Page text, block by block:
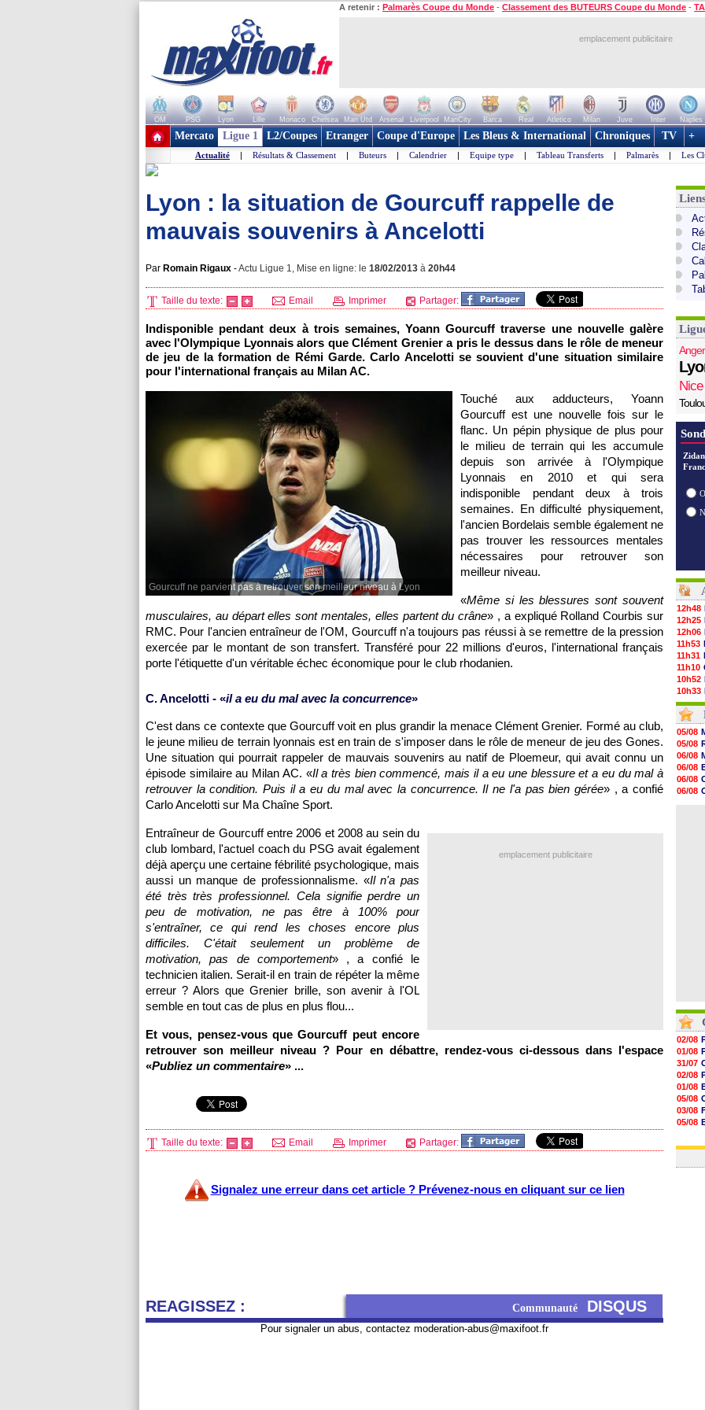
A retenir : Palmarès Coupe du Monde - Classement des BUTEURS Coupe du Monde -
emplacement publicitaire
OM PSG Lyon Lille Monaco Chelsea Man Utd Arsenal Liverpool ManCity Barca Real Atletico Milan Juve Inter Naples
+ de clubs
Mercato Ligue 1 L2/Coupes Etranger Coupe d'Europe Les Bleus & International Chroniques TV +
Actualité | Résultats & Classement | Buteurs | Calendrier | Equipe type | Tableau Transferts | Palmarès | Les
Lyon : la situation de Gourcuff rappelle de
mauvais souvenirs à Ancelotti
Par Romain Rigaux -Actu Ligue 1, Mise en ligne: le 18/02/2013 à 20h44
Taille du texte: Email Imprimer Partager:
Indisponible pendant deux à trois semaines, Yoann Gourcuff traverse une nouvelle galère
avec l'Olympique Lyonnaisalors que Clément Grenier a pris le dessus dans le rôle de meneur
de jeu de la formation de Rémi Garde. Carlo Ancelotti se souvient d'une situation similaire
pour l'international français au Milan AC.
Gourcuff ne parvient pas à retrouver son meilleur niveau à Lyon
Touché aux adducteurs, Yoann
Gourcuff est une nouvelle fois sur le
flanc. Un pépin physique de plus pour
le milieu de terrain qui les accumule
depuis son arrivée à l'Olympique
Lyonnais en 2010 et qui sera
indisponible pendant deux à trois
semaines. En difficulté physiquement,
l'ancien Bordelais semble également ne
pas trouver les ressources mentales
nécessaires pour retrouver son
meilleur niveau.
«Même si les blessures sont souvent
musculaires, au départ elles sont mentales, elles partent du crâne» , a expliqué Rolland Courbis sur
RMC. Pour l'ancien entraîneur de l'OM, Gourcuff n'a toujours pas réussi à se remettre de la pression
exercée par le montant de son transfert. Transféré pour 22 millions d'euros, l'international français
porte l'étiquette d'un véritable échec économique pour le club rhodanien.
C. Ancelotti - «il a eu du mal avec la concurrence»
C'est dans ce contexte que Gourcuff voit en plus grandir la menace Clément Grenier. Formé au club,
le jeune milieu de terrain lyonnais est en train de s'imposer dans le rôle de meneur de jeu des Gones.
Une situation qui pourrait rappeler de mauvais souvenirs au natif de Ploemeur, qui avait connu un
épisode similaire au Milan AC. «Il a très bien commencé, mais il a eu une blessure et a eu du mal à
retrouver la condition. Puis il a eu du mal avec la concurrence. Il ne l'a pas bien gérée» , a confié
Carlo Ancelotti sur Ma Chaîne Sport.
emplacement publicitaire
Entraîneur de Gourcuff entre 2006 et 2008 au sein du
club lombard, l'actuel coach du PSG avait également
déjà aperçu une certaine fébrilité psychologique, mais
aussi un manque de professionnalisme. «Il n'a pas
été très très professionnel. Cela signifie perdre un
peu de motivation, ne pas être à 100% pour
s'entraîner, ce qui rend les choses encore plus
difficiles. C'était seulement un problème de
motivation, pas de comportement» , a confié le
technicien italien. Serait-il en train de répéter la même
erreur ? Alors que Grenier brille, son avenir à l'OL
semble en tout cas de plus en plus flou...
Et vous, pensez-vous que Gourcuff peut encore
retrouver son meilleur niveau ? Pour en débattre, rendez-vous ci-dessous dans l'espace
«Publiez un commentaire» ...
Taille du texte: Email Imprimer Partager:
Signalez une erreur dans cet article ? Prévenez-nous en cliquant sur ce lien
REAGISSEZ : Communauté DISQUS
Pour signaler un abus, contactez moderation-abus@maxifoot.fr
Nice
12h48
12h25
12h06
11h53
11h31
11h10
10h52
10h33
10h12
10h09
10h05
09h44
09h24
09h06
08h44
08h22
06/08
05/08
05/08
06/08
06/08
06/08
06/08
02/08
01/08
31/07
02/08
01/08
05/08
03/08
05/08
03/08